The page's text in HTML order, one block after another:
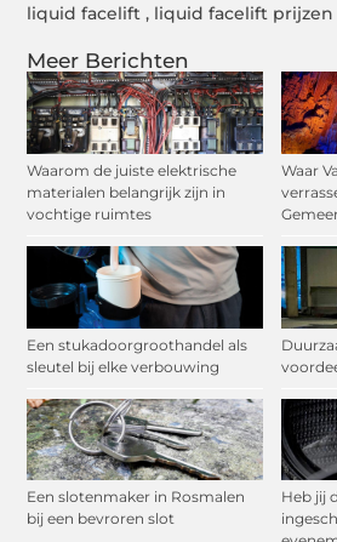
Meer Berichten
Waarom de juiste elektrische
materialen belangrijk zijn in
vochtige ruimtes
Waar
Een stukadoorgroothandel als
sleutel bij elke verbouwing
Een slotenmaker in Rosmalen
bij een bevroren slot
Heb jij
liquid facelift , liquid facelift prijzen